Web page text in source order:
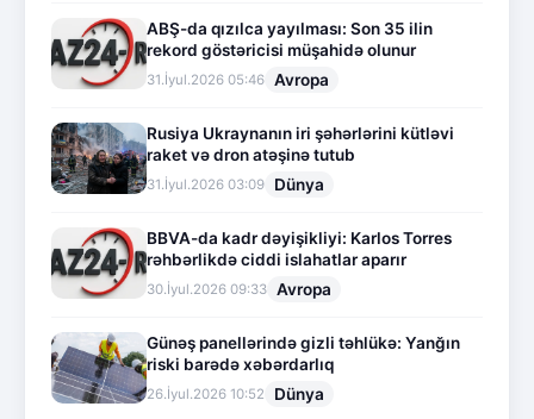
ABŞ-da qızılca yayılması: Son 35 ilin
rekord göstəricisi müşahidə olunur
31.İyul.2026 05:46 Avropa
Rusiya Ukraynanın iri şəhərlərini kütləvi
raket və dron atəşinə tutub
31.İyul.2026 03:09 Dünya
BBVA-da kadr dəyişikliyi: Karlos Torres
rəhbərlikdə ciddi islahatlar aparır
30.İyul.2026 09:33 Avropa
Günəş panellərində gizli təhlükə: Yanğın
riski barədə xəbərdarlıq
26.İyul.2026 10:52 Dünya